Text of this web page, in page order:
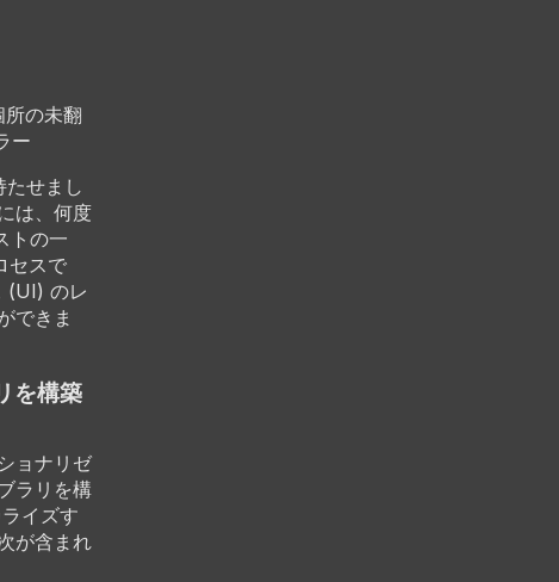
の未翻
ー
せまし
は、何度
トの一
セスで
(UI) のレ
できま
を構築
ョナリゼ
ラリを構
イズす
が含まれ